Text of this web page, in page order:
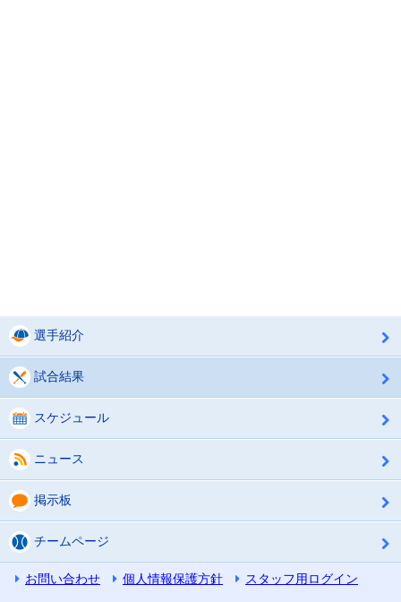
選手紹介
試合結果
スケジュール
ニュース
掲示板
チームページ
お問い合わせ 個人情報保護方針 スタッフ用ログイン